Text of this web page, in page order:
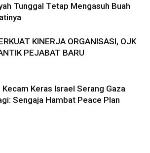
Tunggal Tetap Mengasuh Buah
KINERJA ORGANISASI, OJK
PEJABAT BARU
Kecam Keras Israel Serang Gaza
Sengaja Hambat Peace Plan